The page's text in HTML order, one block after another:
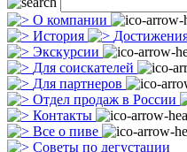
О компании
История
Экскурсии
Для соискателей
Для партнеров
Отдел продаж в России
Контакты
Все о пиве
Советы по дегустации